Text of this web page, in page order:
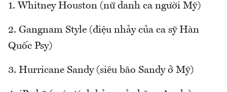
1. Whitney Houston (nữ danh ca người Mỹ)
2. Gangnam Style (điệu nhảy của ca sỹ Hàn
Quốc Psy)
3. Hurricane Sandy (siêu bão Sandy ở Mỹ)